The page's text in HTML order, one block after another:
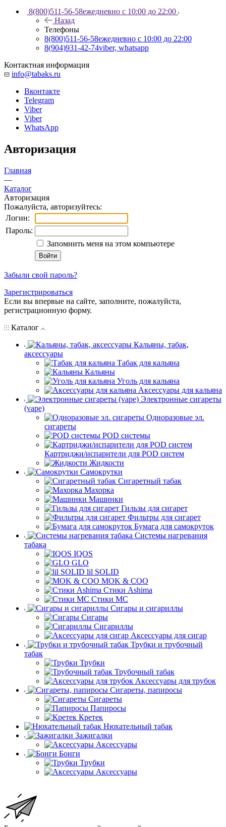
8(800)511-56-58ежедневно с 10:00 до 22:00
Назад
Телефоны
8(800)511-56-58ежедневно с 10:00 до 22:00
8(904)931-42-74viber, whatsapp
Контактная информация
info@tabaks.ru
Вконтакте
Telegram
Viber
Viber
WhatsApp
Авторизация
Главная
—
Каталог
Авторизация
Пожалуйста, авторизуйтесь:
Логин:
Пароль:
Запомнить меня на этом компьютере
Забыли свой пароль?
Зарегистрироваться
Если вы впервые на сайте, заполните, пожалуйста,
регистрационную форму.
Каталог
Кальяны, табак,
аксессуары
Табак для кальяна
Кальяны
Уголь для кальяна
Аксессуары для кальяна
Электронные сигареты
(vape)
Одноразовые эл.
сигареты
POD системы
Картриджи/испарители для POD систем
Жидкости
Самокрутки
Сигаретный табак
Махорка
Машинки
Гильзы для сигарет
Фильтры для сигарет
Бумага для самокруток
Системы нагревания
табака
IQOS
GLO
lil SOLID
MOK & COO
Стики Ashima
Стики MC
Сигары и сигариллы
Сигары
Сигариллы
Аксессуары для сигар
Трубки и трубочный
табак
Трубки
Трубочный табак
Аксессуары для трубок
Сигареты, папиросы
Сигареты
Папиросы
Кретек
Нюхательный табак
Зажигалки
Аксессуары
Бонги
Трубки
Аксессуары